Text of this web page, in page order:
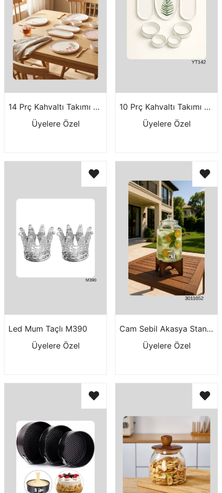
14 Prç Kahvaltı Takımı Kurdele
Üyelere Özel
10 Prç Kahvaltı Takımı Green Flowers---
Üyelere Özel
Led Mum Taçlı M390
Üyelere Özel
Cam Sebil Akasya Stand 3 Lt 3011052---
Üyelere Özel